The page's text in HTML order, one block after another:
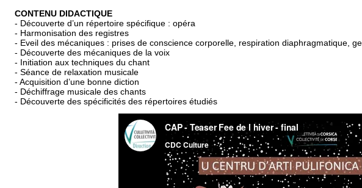
CONTENU DIDACTIQUE
- Découverte d’un répertoire spécifique : opéra
- Harmonisation des registres
- Eveil des mécaniques : prises de conscience corporelle, respiration diaphragmatique,
- Découverte des mécaniques de la voix
- Initiation aux techniques du chant
- Séance de relaxation musicale
- Acquisition d’une bonne diction
- Déchiffrage musicale des chants
- Découverte des spécificités des répertoires étudiés